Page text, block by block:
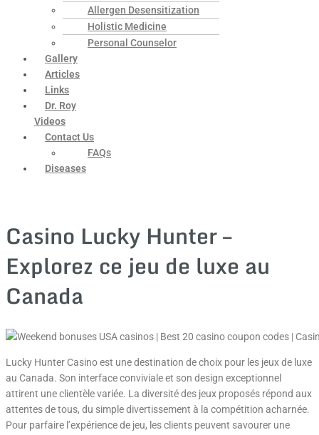
Allergen Desensitization
Holistic Medicine
Personal Counselor
Gallery
Articles
Links
Dr. Roy
Videos
Contact Us
FAQs
Diseases
Casino Lucky Hunter –
Explorez ce jeu de luxe au
Canada
Lucky Hunter Casino est une destination de choix pour les jeux de luxe
au Canada. Son interface conviviale et son design exceptionnel
attirent une clientèle variée. La diversité des jeux proposés répond aux
attentes de tous, du simple divertissement à la compétition acharnée.
Pour parfaire l’expérience de jeu, les clients peuvent savourer une